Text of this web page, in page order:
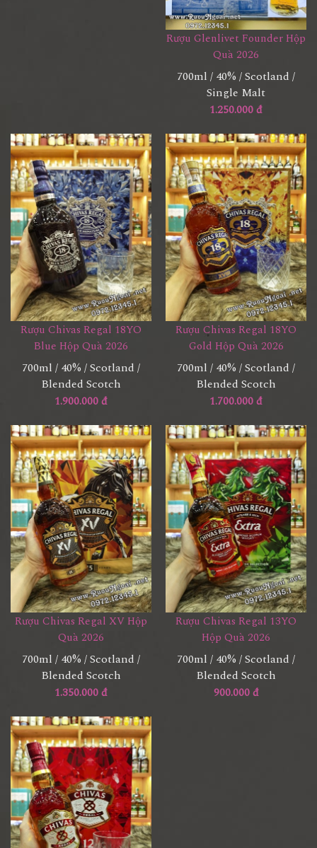
Rượu Glenlivet Founder Hộp
Quà 2026
700ml / 40% / Scotland /
Single Malt
1.250.000 đ
Rượu Chivas Regal 18YO
Blue Hộp Quà 2026
700ml / 40% / Scotland /
Blended Scotch
1.900.000 đ
Rượu Chivas Regal 18YO
Gold Hộp Quà 2026
700ml / 40% / Scotland /
Blended Scotch
1.700.000 đ
Rượu Chivas Regal XV Hộp
Quà 2026
700ml / 40% / Scotland /
Blended Scotch
1.350.000 đ
Rượu Chivas Regal 13YO
Hộp Quà 2026
700ml / 40% / Scotland /
Blended Scotch
900.000 đ